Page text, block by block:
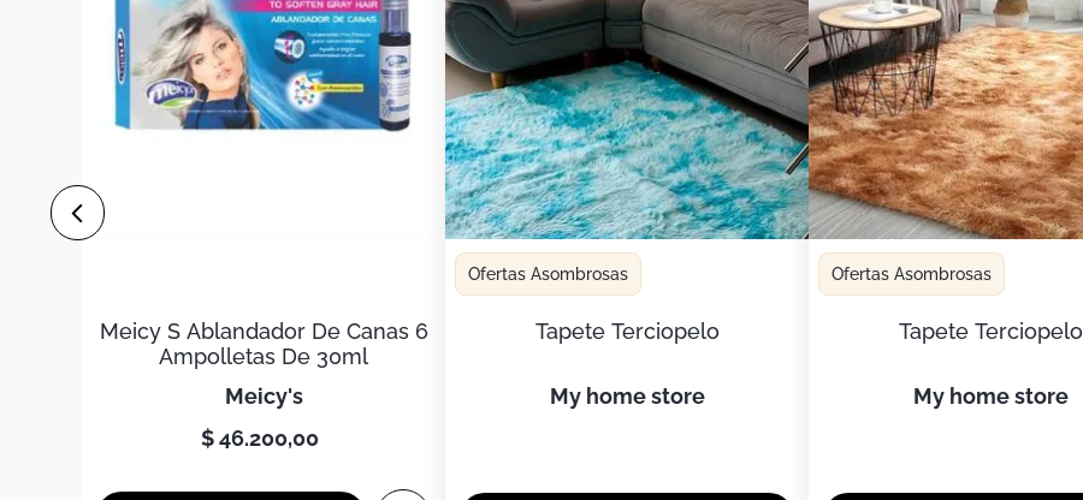
Meicy S Ablandador De Canas 6
Ampolletas De 30ml
meicy's
$ 46.200,00
Ofertas Asombrosas
Tapete Terciopelo
my home store
Ofertas Asombrosas
Tapete Terciopelo
my home store